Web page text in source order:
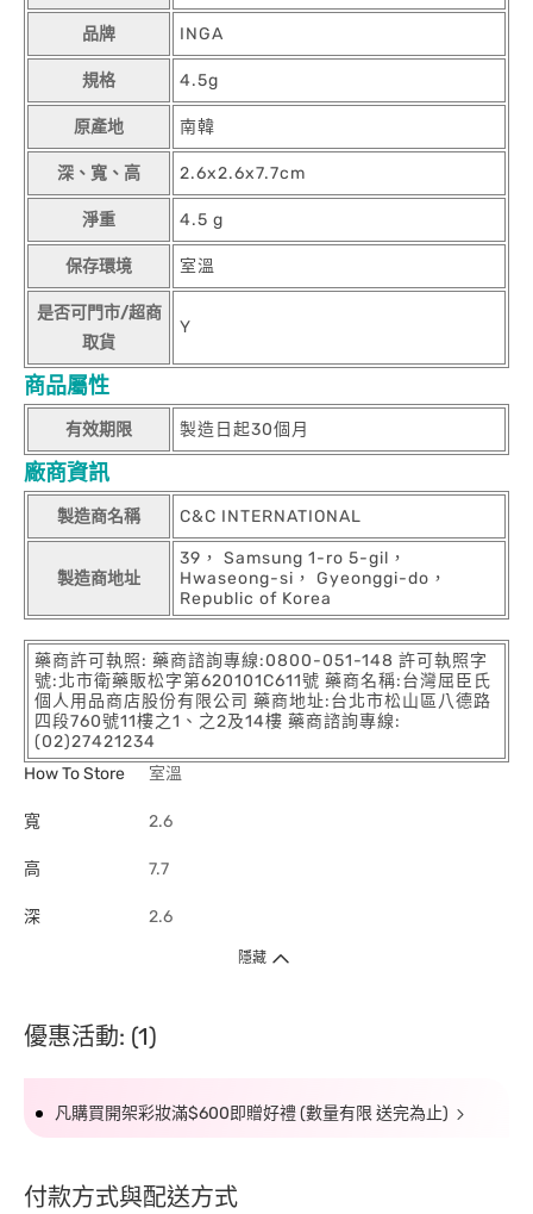
品牌 INGA
規格 4.5g
原產地 南韓
深、寬、高 2.6x2.6x7.7cm
淨重 4.5 g
保存環境 室溫
是否可門市/超商
取貨
Y
商品屬性
有效期限 製造日起30個月
廠商資訊
製造商名稱 C&C INTERNATIONAL
製造商地址
39， Samsung 1-ro 5-gil，
Hwaseong-si， Gyeonggi-do，
Republic of Korea
藥商許可執照: 藥商諮詢專線:0800-051-148 許可執照字
號:北市衛藥販松字第620101C611號 藥商名稱:台灣屈臣氏
個人用品商店股份有限公司 藥商地址:台北市松山區八德路
四段760號11樓之1、之2及14樓 藥商諮詢專線:
(02)27421234
How To Store
室溫
寬 2.6
高 7.7
深 2.6
隱藏
優惠活動: (1)
凡購買開架彩妝滿$600即贈好禮 (數量有限 送完為止)
付款方式與配送方式